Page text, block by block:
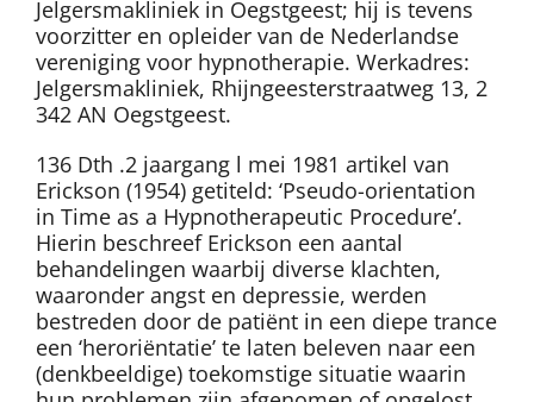
Jelgersmakliniek in Oegstgeest; hij is tevens
voorzitter en opleider van de Nederlandse
vereniging voor hypnotherapie. Werkadres:
Jelgersmakliniek, Rhijngeesterstraatweg 13, 2
342 AN Oegstgeest.
136 Dth .2 jaargang l mei 1981 artikel van
Erickson (1954) getiteld: ‘Pseudo-orientation
in Time as a Hypnotherapeutic Procedure’.
Hierin beschreef Erickson een aantal
behandelingen waarbij diverse klachten,
waaronder angst en depressie, werden
bestreden door de patiënt in een diepe trance
een ‘heroriëntatie’ te laten beleven naar een
(denkbeeldige) toekomstige situatie waarin